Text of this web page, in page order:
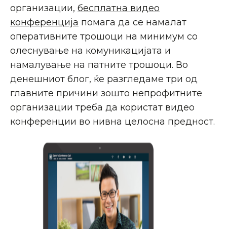
организации, бесплатна видео
конференција помага да се намалат
оперативните трошоци на минимум со
олеснување на комуникацијата и
намалување на патните трошоци. Во
денешниот блог, ќе разгледаме три од
главните причини зошто непрофитните
организации треба да користат видео
конференции во нивна целосна предност.